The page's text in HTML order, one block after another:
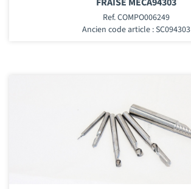
Ref. COMPO006249
Ancien code article : SC094303